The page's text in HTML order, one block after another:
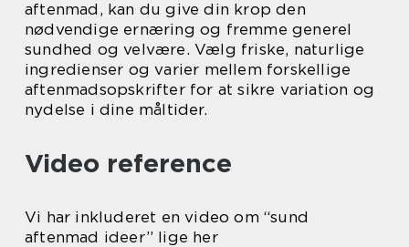
aftenmad, kan du give din krop den
nødvendige ernæring og fremme generel
sundhed og velvære. Vælg friske, naturlige
ingredienser og varier mellem forskellige
aftenmadsopskrifter for at sikre variation og
nydelse i dine måltider.
Video reference
Vi har inkluderet en video om “sund
aftenmad ideer” lige her